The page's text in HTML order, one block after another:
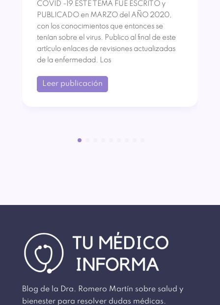
COVID -19 ESTE TEMA FUE ESCRITO y
PUBLICADO en MARZO del AÑO 2020,
con los conocimientos que entonces se
tenían sobre el virus. Publico al final de este
artículo enlaces de revisiones actualizadas
de la enfermedad. Los
Leer publicación
Blog de la Dra. Romero Martín sobre salud y
bienester para resolver dudas médicas.